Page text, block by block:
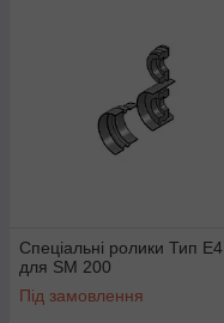
Спеціальні ролики Тип E4
для SM 200
Під замовлення